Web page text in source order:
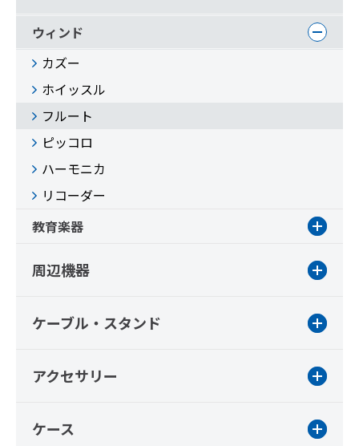
ウィンド
カズー
ホイッスル
フルート
ピッコロ
ハーモニカ
リコーダー
教育楽器
周辺機器
ケーブル・スタンド
アクセサリー
ケース